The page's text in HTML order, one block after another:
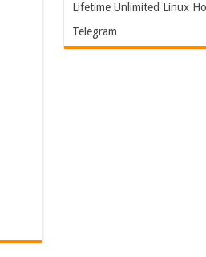
Lifetime Unlimited Linux
Telegram